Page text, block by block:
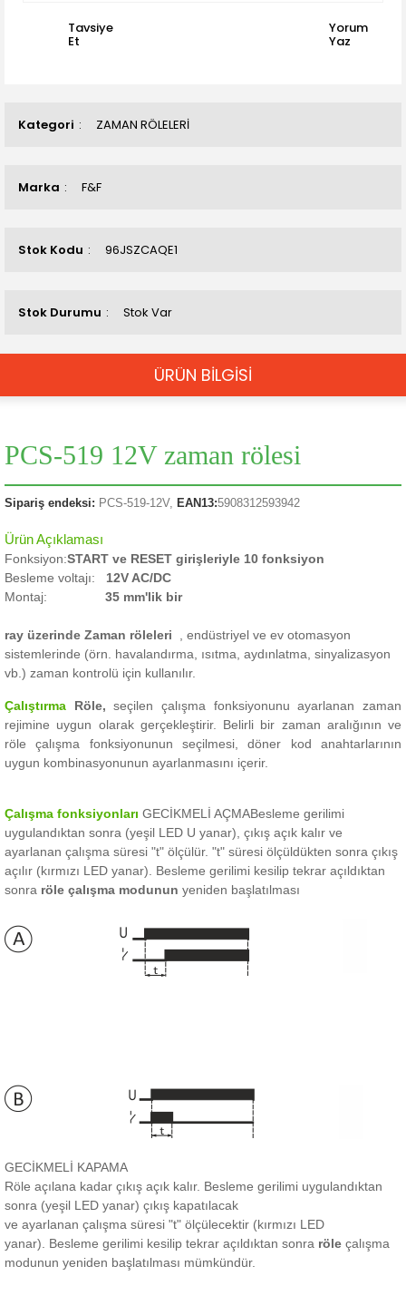
Kategori ZAMAN RÖLELERİ
Marka F&F
Stok Kodu 96JSZCAQE1
Stok Durumu Stok Var
Tavsiye
Et
Yorum
Yaz
ÜRÜN BİLGİSİ
PCS-519 12V zaman rölesi
Sipariş endeksi: PCS-519-12V, EAN13:5908312593942
Ürün Açıklaması
Fonksiyon:START ve RESET girişleriyle 10 fonksiyon
Besleme voltajı:
12V AC/DC
Montaj:
35 mm'lik bir
ray üzerinde Zaman röleleri , endüstriyel ve ev otomasyon
sistemlerinde (örn. havalandırma, ısıtma, aydınlatma, sinyalizasyon
vb.) zaman kontrolü için kullanılır.
Çalıştırma Röle, seçilen çalışma fonksiyonunu ayarlanan zaman
rejimine uygun olarak gerçekleştirir. Belirli bir zaman aralığının ve
röle çalışma fonksiyonunun seçilmesi, döner kod anahtarlarının
uygun kombinasyonunun ayarlanmasını içerir.
Çalışma fonksiyonları GECİKMELİ AÇMABesleme gerilimi
uygulandıktan sonra (yeşil LED U yanar), çıkış açık kalır ve
ayarlanan çalışma süresi "t" ölçülür. "t" süresi ölçüldükten sonra çıkış
açılır (kırmızı LED yanar). Besleme gerilimi kesilip tekrar açıldıktan
sonra röle çalışma modunun yeniden başlatılması
GECİKMELİ KAPAMA
Röle açılana kadar çıkış açık kalır. Besleme gerilimi uygulandıktan
sonra (yeşil LED yanar) çıkış kapatılacak
ve ayarlanan çalışma süresi "t" ölçülecektir (kırmızı LED
yanar). Besleme gerilimi kesilip tekrar açıldıktan sonra röle çalışma
modunun yeniden başlatılması mümkündür.